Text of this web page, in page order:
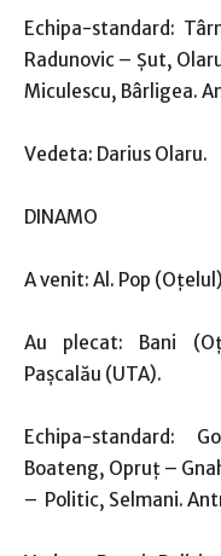
Echipa-standard:
Radunovic – Şut,
Miculescu, Bârligea.
Vedeta: Darius Olaru.
DINAMO
A venit: Al. Pop
Au plecat: Bani
Paşcalău (UTA).
Echipa-standard:
Boateng, Opruţ –
– Politic, Selmani.